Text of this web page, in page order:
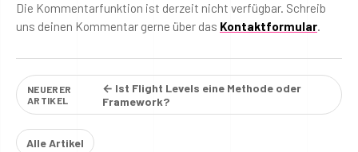
Die Kommentarfunktion ist derzeit nicht verfügbar. Schreib
uns deinen Kommentar gerne über das Kontaktformular.
NEUERER
ARTIKEL
← Ist Flight Levels eine Methode oder
Framework?
Alle Artikel